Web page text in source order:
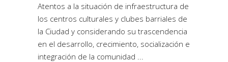
Atentos a la situación de infraestructura de
los centros culturales y clubes barriales de
la Ciudad y considerando su trascendencia
en el desarrollo, crecimiento, socialización e
integración de la comunidad